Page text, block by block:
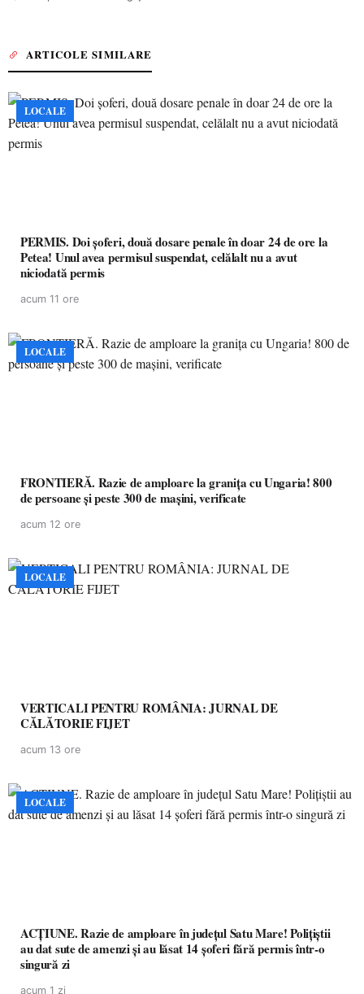
ARTICOLE SIMILARE
LOCALE
PERMIS. Doi șoferi, două dosare penale în doar 24 de ore la
Petea! Unul avea permisul suspendat, celălalt nu a avut
niciodată permis
acum 11 ore
LOCALE
FRONTIERĂ. Razie de amploare la granița cu Ungaria! 800
de persoane și peste 300 de mașini, verificate
acum 12 ore
LOCALE
VERTICALI PENTRU ROMÂNIA: JURNAL DE
CĂLĂTORIE FIJET
acum 13 ore
LOCALE
ACȚIUNE. Razie de amploare în județul Satu Mare! Polițiștii
au dat sute de amenzi și au lăsat 14 șoferi fără permis într-o
singură zi
acum 1 zi